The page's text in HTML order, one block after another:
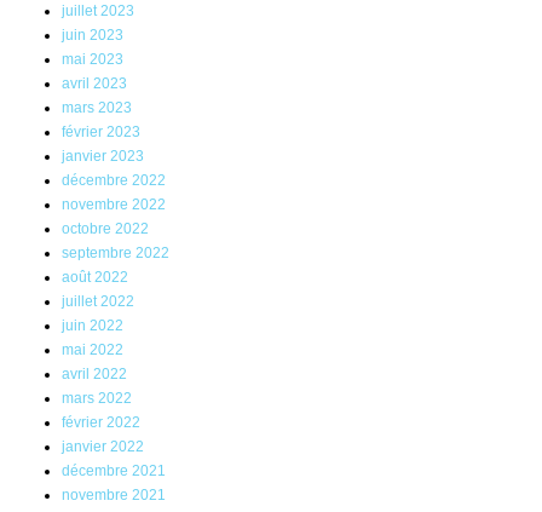
juillet 2023
juin 2023
mai 2023
avril 2023
mars 2023
février 2023
janvier 2023
décembre 2022
novembre 2022
octobre 2022
septembre 2022
août 2022
juillet 2022
juin 2022
mai 2022
avril 2022
mars 2022
février 2022
janvier 2022
décembre 2021
novembre 2021